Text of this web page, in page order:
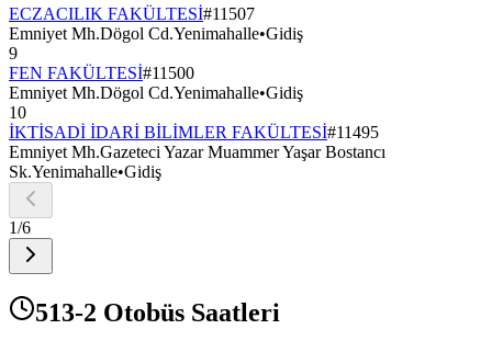
ECZACILIK FAKÜLTESİ#11507
Emniyet Mh.Dögol Cd.Yenimahalle•Gidiş
9
FEN FAKÜLTESİ#11500
Emniyet Mh.Dögol Cd.Yenimahalle•Gidiş
10
İKTİSADİ İDARİ BİLİMLER FAKÜLTESİ#11495
Emniyet Mh.Gazeteci Yazar Muammer Yaşar Bostancı
Sk.Yenimahalle•Gidiş
1/6
513-2 Otobüs Saatleri